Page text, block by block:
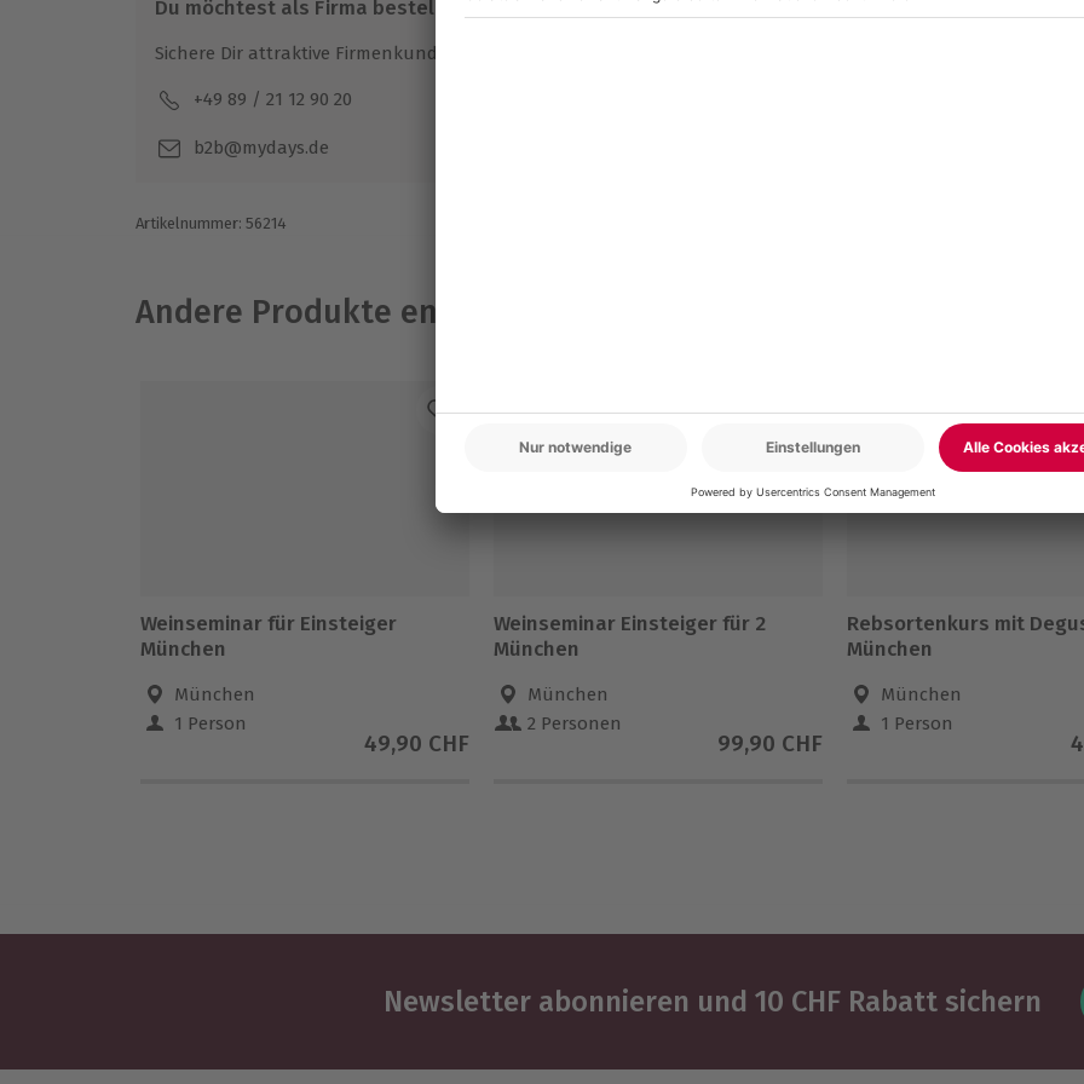
Du möchtest als Firma bestellen?
Sichere Dir attraktive Firmenkunden Vorteile.
+49 89 / 21 12 90 20
b2b@mydays.de
Artikelnummer: 56214
Andere Produkte entdecken
Weinseminar für Einsteiger
München
München
1 Person
49,90 CHF
-15% CLUB DEAL
Weinseminar Einsteiger für 2
München
München
2 Personen
99,90 CHF
-15% CLUB DEAL
Rebsortenkurs mit
München
München
1 Person
Newsletter abonnieren und 10 CHF Rabatt sichern